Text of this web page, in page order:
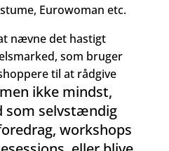
Eurowoman etc.
nævne det hastigt
som bruger
til at rådgive
ikke mindst,
som selvstændig
workshops